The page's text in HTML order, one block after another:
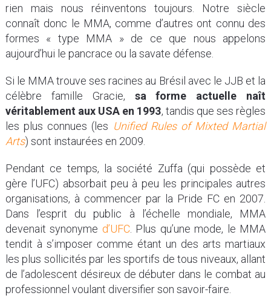
rien mais nous réinventons toujours. Notre siècle
connaît donc le MMA, comme d’autres ont connu des
formes « type MMA » de ce que nous appelons
aujourd’hui le pancrace ou la savate défense.
Si le MMA trouve ses racines au Brésil avec le JJB et la
célèbre famille Gracie, sa forme actuelle naît
véritablement aux USA en 1993, tandis que ses règles
les plus connues (les Unified Rules of Mixted Martial
Arts) sont instaurées en 2009.
Pendant ce temps, la société Zuffa (qui possède et
gère l’UFC) absorbait peu à peu les principales autres
organisations, à commencer par la Pride FC en 2007.
Dans l’esprit du public à l’échelle mondiale, MMA
devenait synonyme d’UFC. Plus qu’une mode, le MMA
tendit à s’imposer comme étant un des arts martiaux
les plus sollicités par les sportifs de tous niveaux, allant
de l’adolescent désireux de débuter dans le combat au
professionnel voulant diversifier son savoir-faire.